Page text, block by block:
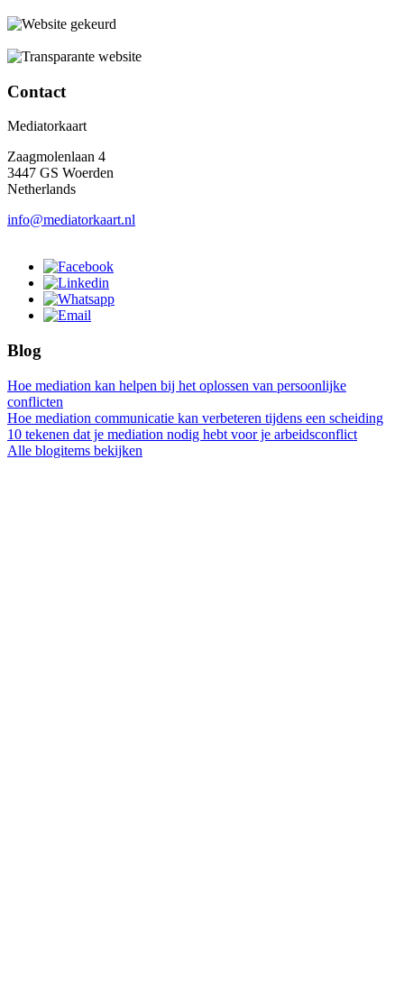
Contact
Mediatorkaart
Zaagmolenlaan 4
3447 GS Woerden
Netherlands
info@mediatorkaart.nl
Blog
Hoe mediation kan helpen bij het oplossen van persoonlijke
conflicten
Hoe mediation communicatie kan verbeteren tijdens een scheiding
10 tekenen dat je mediation nodig hebt voor je arbeidsconflict
Alle blogitems bekijken